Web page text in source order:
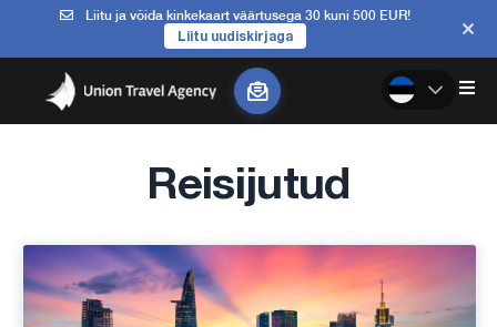
Liitu ja võida kinkekaart väärtusega 30 kuni 500 EUR!
Liitu uudiskirjaga
Reisijutud